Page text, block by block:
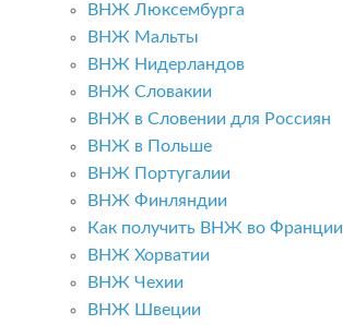
ВНЖ Люксембурга
ВНЖ Мальты
ВНЖ Нидерландов
ВНЖ Словакии
ВНЖ в Словении для Россиян
ВНЖ в Польше
ВНЖ Португалии
ВНЖ Финляндии
Как получить ВНЖ во Франции
ВНЖ Хорватии
ВНЖ Чехии
ВНЖ Швеции